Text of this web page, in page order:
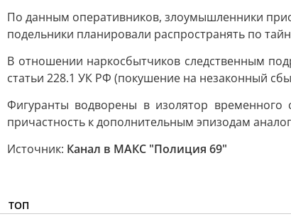
По данным оперативников, злоумышленники
подельники планировали распространять по
В отношении наркосбытчиков следственным
статьи 228.1 УК РФ (покушение на незаконный
Фигуранты водворены в изолятор
причастность к дополнительным эпизодам
Источник: Канал в МАКС "Полиция 69"
ТОП